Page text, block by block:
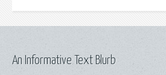
An Informative Text Blurb